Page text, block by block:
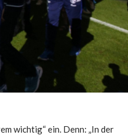
wichtig“ ein. Denn: „In der